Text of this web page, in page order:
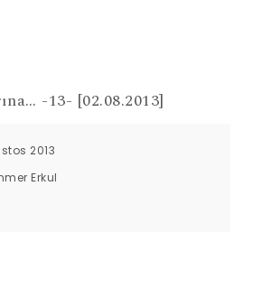
-13- [02.08.2013]
2013
Erkul